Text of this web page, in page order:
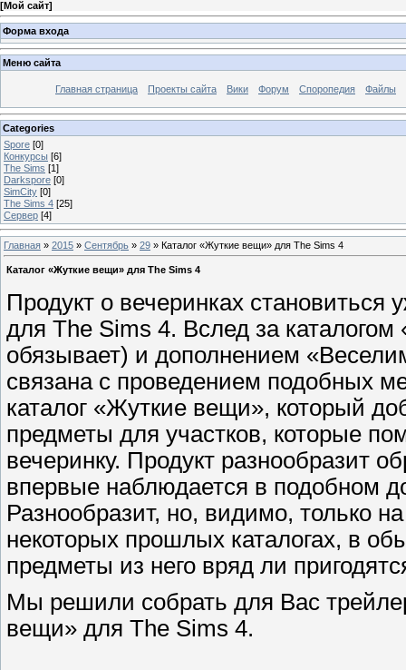
[Мой сайт]
Форма входа
Меню сайта
Главная страница Проекты сайта Вики Форум Споропедия Файлы
Categories
Spore [0]
Конкурсы [6]
The Sims [1]
Darkspore [0]
SimCity [0]
The Sims 4 [25]
Сервер [4]
Главная » 2015 » Сентябрь » 29 » Каталог «Жуткие вещи» для The Sims 4
Каталог «Жуткие вещи» для The Sims 4
Продукт о вечеринках
для The Sims 4. Вслед за
обязывает) и дополнением
связана с проведением подобных
каталог «Жуткие вещи», который
предметы для участков, которые
вечеринку. Продукт разнообразит
впервые наблюдается в подобном
Разнообразит, но, видимо, только
некоторых прошлых каталогах, в
предметы из него вряд ли
Мы решили собрать для Вас
вещи» для The Sims 4.